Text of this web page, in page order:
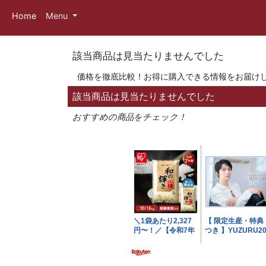
Home Menu
該当商品は見当たりませんでした
価格を徹底比較！お得に購入できる情報をお届け
該当商品は見当たりませんでした
おすすめの商品をチェック！